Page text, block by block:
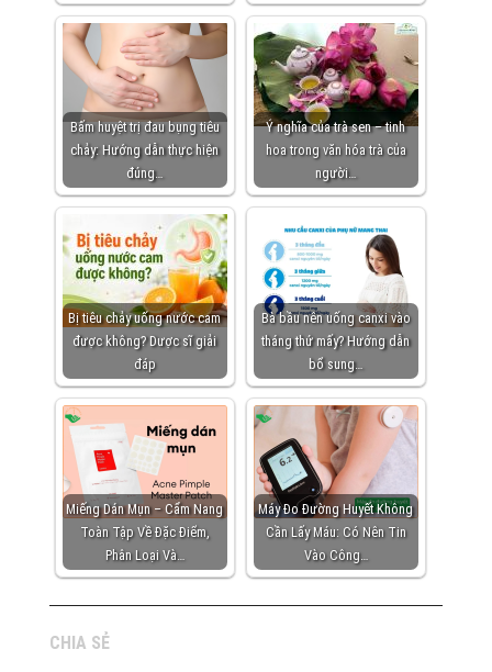
Bấm huyệt trị đau bụng tiêu
chảy: Hướng dẫn thực hiện
đúng…
Ý nghĩa của trà sen – tinh
hoa trong văn hóa trà của
người…
Bị tiêu chảy uống nước cam
được không? Dược sĩ giải
đáp
Bà bầu nên uống canxi vào
tháng thứ mấy? Hướng dẫn
bổ sung…
Miếng Dán Mụn – Cẩm Nang
Toàn Tập Về Đặc Điểm,
Phân Loại Và…
Máy Đo Đường Huyết Không
Cần Lấy Máu: Có Nên Tin
Vào Công…
CHIA SẺ